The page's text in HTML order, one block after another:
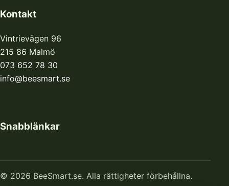
Kontakt
Vintrievägen 96
215 86 Malmö
073 652 78 30
info@beesmart.se
Snabblänkar
© 2026 BeeSmart.se. Alla rättigheter förbehållna.